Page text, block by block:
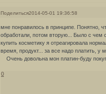
Поделиться2014-05-01 19:36:58
мне понравилось в принципе. Понятно,
обработали, потом вторую... Было с чем
купить косметику я отреагировала
время, продукт... за все надо платить,
Очень довольна мон платин-буду
0